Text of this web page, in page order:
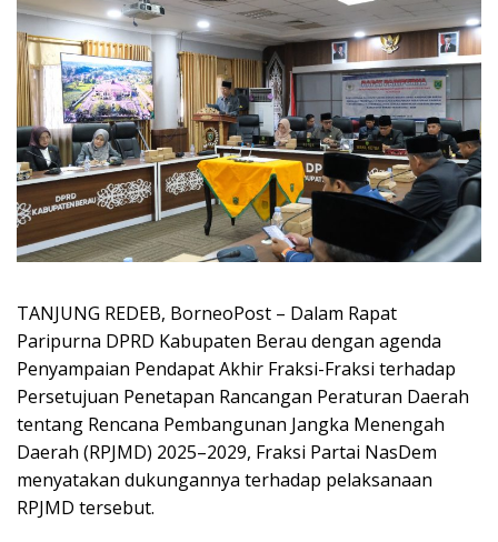
TANJUNG REDEB, BorneoPost – Dalam Rapat
Paripurna DPRD Kabupaten Berau dengan agenda
Penyampaian Pendapat Akhir Fraksi-Fraksi terhadap
Persetujuan Penetapan Rancangan Peraturan Daerah
tentang Rencana Pembangunan Jangka Menengah
Daerah (RPJMD) 2025–2029, Fraksi Partai NasDem
menyatakan dukungannya terhadap pelaksanaan
RPJMD tersebut.